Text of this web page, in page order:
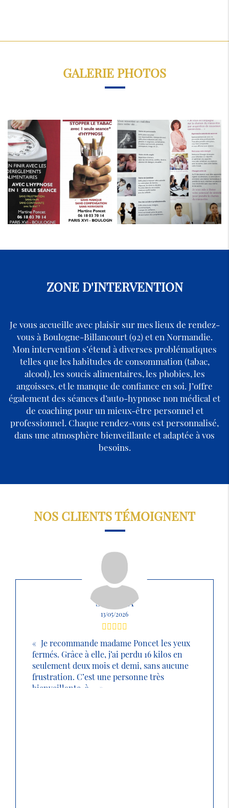
GALERIE PHOTOS
ZONE D'INTERVENTION
Je vous accueille avec plaisir sur mes lieux de rendez-
vous à Boulogne-Billancourt (92) et en Normandie.
Mon intervention s’étend à diverses problématiques
telles que les habitudes de consommation (tabac,
alcool), les soucis alimentaires, les phobies, les
angoisses, et le manque de confiance en soi. J’offre
également des séances d’auto-hypnose non médical et
de coaching pour un mieux-être personnel et
professionnel. Chaque rendez-vous est personnalisé,
dans une atmosphère bienveillante et adaptée à vos
besoins.
NOS CLIENTS TÉMOIGNENT
SABRINA
13/05/2026
Je recommande madame Poncet les yeux
fermés. Grâce à elle, j’ai perdu 16 kilos en
seulement deux mois et demi, sans aucune
frustration. C’est une personne très
bienveillante, à ...